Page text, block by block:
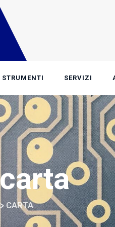
STRUMENTI SERVIZI
>CARTA